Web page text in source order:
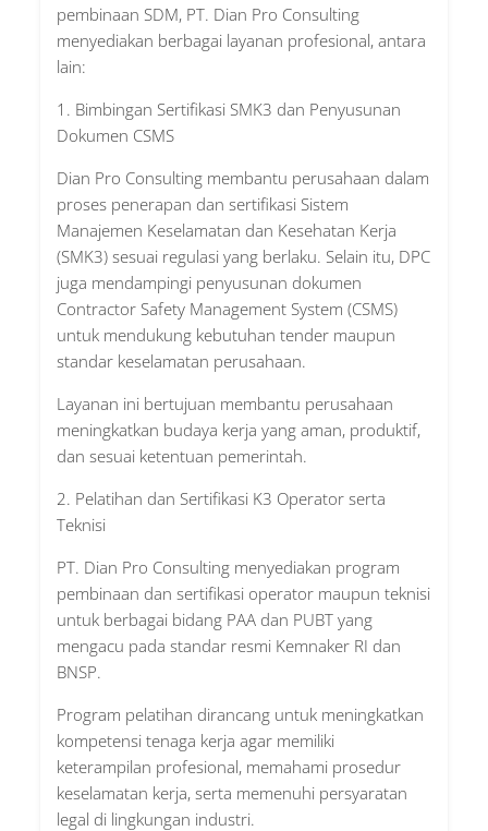
pembinaan SDM, PT. Dian Pro Consulting
menyediakan berbagai layanan profesional, antara
lain:
1. Bimbingan Sertifikasi SMK3 dan Penyusunan
Dokumen CSMS
Dian Pro Consulting membantu perusahaan dalam
proses penerapan dan sertifikasi Sistem
Manajemen Keselamatan dan Kesehatan Kerja
(SMK3) sesuai regulasi yang berlaku. Selain itu, DPC
juga mendampingi penyusunan dokumen
Contractor Safety Management System (CSMS)
untuk mendukung kebutuhan tender maupun
standar keselamatan perusahaan.
Layanan ini bertujuan membantu perusahaan
meningkatkan budaya kerja yang aman, produktif,
dan sesuai ketentuan pemerintah.
2. Pelatihan dan Sertifikasi K3 Operator serta
Teknisi
PT. Dian Pro Consulting menyediakan program
pembinaan dan sertifikasi operator maupun teknisi
untuk berbagai bidang PAA dan PUBT yang
mengacu pada standar resmi Kemnaker RI dan
BNSP.
Program pelatihan dirancang untuk meningkatkan
kompetensi tenaga kerja agar memiliki
keterampilan profesional, memahami prosedur
keselamatan kerja, serta memenuhi persyaratan
legal di lingkungan industri.